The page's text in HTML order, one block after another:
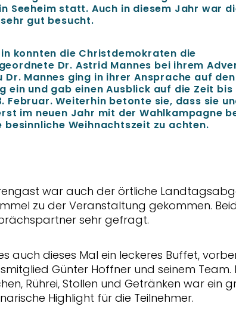
Seeheim statt. Auch in diesem Jahr war
gut besucht.
konnten die Christdemokraten die
Dr. Astrid Mannes bei ihrem
Dr. Mannes ging in ihrer Ansprache auf
ein und gab einen Ausblick auf die Zeit bis
Februar. Weiterhin betonte sie, dass sie
im neuen Jahr mit der Wahlkampagne
besinnliche Weihnachtszeit zu achten.
war auch der örtliche
zu der Veranstaltung gekommen.
sehr gefragt.
auch dieses Mal ein leckeres Buffet,
Günter Hoffner und seinem Team.
Rührei, Stollen und Getränken war ein
Highlight für die Teilnehmer.